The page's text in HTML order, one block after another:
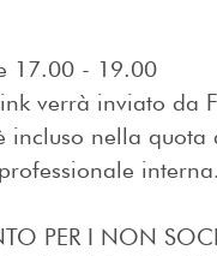
17.00 - 19.00
verrà inviato da
incluso nella
interna.
PER I NON